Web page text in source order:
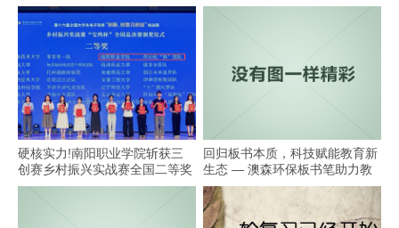
硬核实力!南阳职业学院斩获三
创赛乡村振兴实战赛全国二等奖
回归板书本质，科技赋能教育新
生态 — 澳森环保板书笔助力教
学